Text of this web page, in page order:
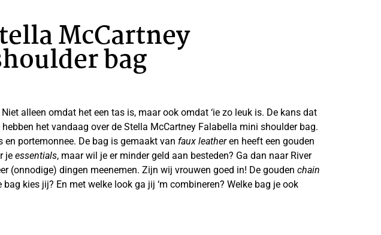
McCartney
bag
alleen omdat het een tas is, maar ook omdat ‘ie zo leuk is. De kans dat
het vandaag over de Stella McCartney Falabella mini shoulder bag.
portemonnee. De bag is gemaakt van faux leatheren heeft een gouden
je essentials, maar wil je er minder geld aan besteden? Ga dan naar River
(onnodige) dingen meenemen. Zijn wij vrouwen goed in! De gouden chain
kies jij? En met welke look ga jij ‘m combineren? Welke bag je ook